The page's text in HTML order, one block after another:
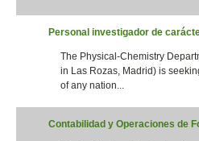
Personal investigador de
The Physical-Chemistry
in Las Rozas, Madrid) is
of any nation...
Contabilidad y Operaciones de